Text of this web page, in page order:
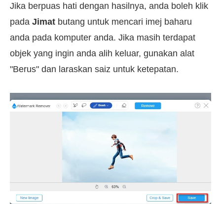
Jika berpuas hati dengan hasilnya, anda boleh klik
pada Jimat butang untuk mencari imej baharu
anda pada komputer anda. Jika masih terdapat
objek yang ingin anda alih keluar, gunakan alat
"Berus" dan laraskan saiz untuk ketepatan.